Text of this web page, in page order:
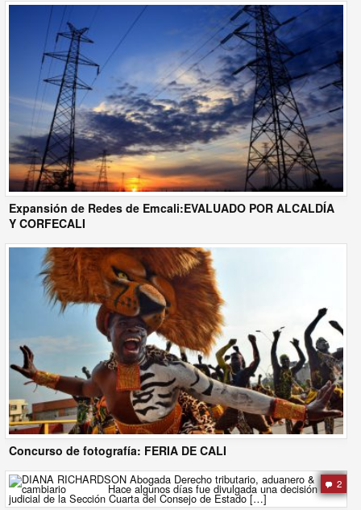
Expansión de Redes de Emcali:EVALUADO POR ALCALDÍA
Y CORFECALI
Concurso de fotografía: FERIA DE CALI
2